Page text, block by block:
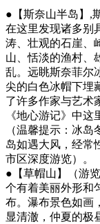
●【斯奈山半岛】,
在这里发现诸多别
涛、壮观的石崖、
山、恬淡的渔村、
乱。远眺斯奈菲尔
尖的白色冰帽下埋
了许多作家与艺术
《地心游记》中这
（温馨提示：冰
岛如遇大风，经常
市区深度游览）。
●【草帽山】（游
个有着美丽外形和
布。瀑布景色如画
显清澈，仲夏的极